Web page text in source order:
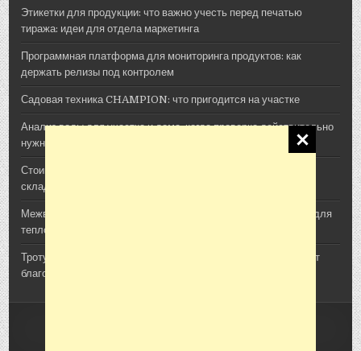
Этикетки для продукции: что важно учесть перед печатью
тиража: идеи для отдела маркетинга
Программная платформа для мониторинга продуктов: как
держать релизы под контролем
Садовая техника CHAMPION: что пригодится на участке
Анализ воды для участка и дома: когда проверка действительно
нужна
Стоимость архитектурной 3D-визуализации: из чего
складывается смета проекта
Межвенцовый утеплитель Политерм: как выбрать материал для
теплого деревянного дома
Тротуарная плитка, шпалы и утяжелители: как ЖБИ помогают
благоустроить участок